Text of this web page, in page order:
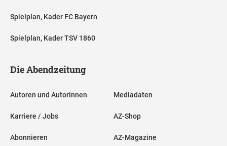
Spielplan, Kader FC Bayern
Spielplan, Kader TSV 1860
Die Abendzeitung
Autoren und Autorinnen
Karriere / Jobs
Abonnieren
Mediadaten
AZ-Shop
AZ-Magazine